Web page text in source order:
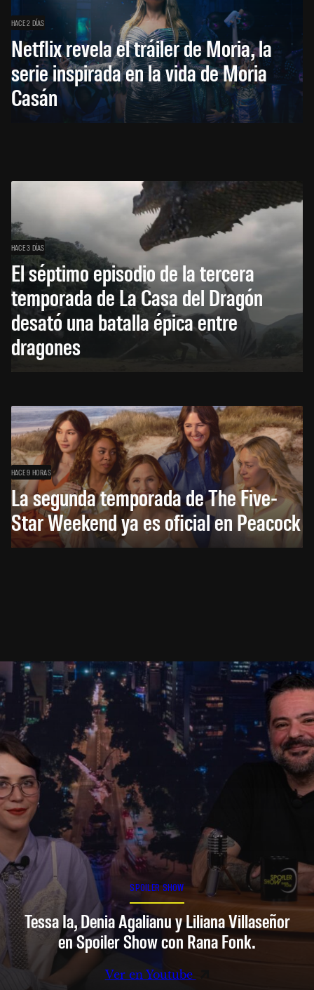
HACE 2 DÍAS
Netflix revela el tráiler de Moria, la
serie inspirada en la vida de Moria
Casán
HACE 3 DÍAS
El séptimo episodio de la tercera
temporada de La Casa del Dragón
desató una batalla épica entre
dragones
HACE 9 HORAS
La segunda temporada de The Five-
Star Weekend ya es oficial en Peacock
SPOILER SHOW
Tessa Ia, Denia Agalianu y Liliana Villaseñor
en Spoiler Show con Rana Fonk.
Ver en Youtube